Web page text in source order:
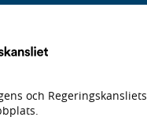
och Regeringskansliets